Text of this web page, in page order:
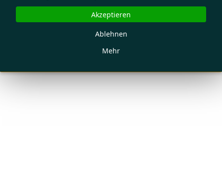
Mehr
Ablehnen
Akzeptieren